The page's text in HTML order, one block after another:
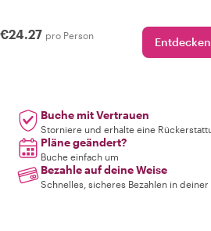
€24.27 pro Person Entdecken
Buche mit Vertrauen
Storniere und erhalte eine
Pläne geändert?
Buche einfach um
Bezahle auf deine Weise
Schnelles, sicheres Bezahlen in deiner